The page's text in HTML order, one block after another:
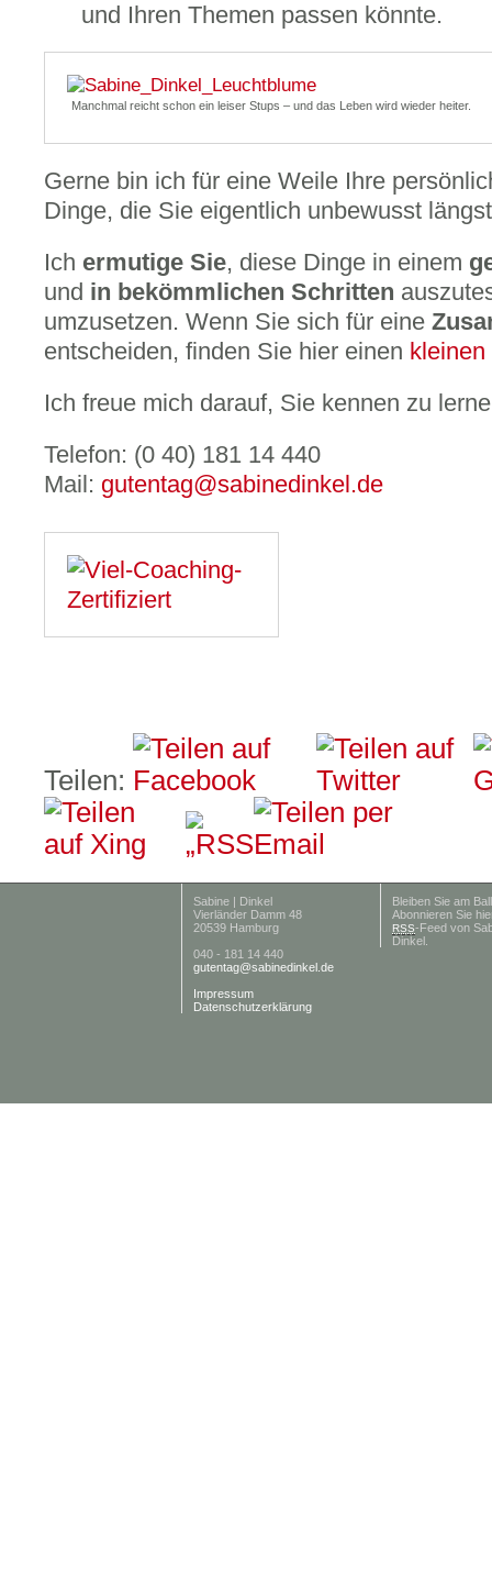
und Ihren Themen passen könnte.
Manchmal reicht schon ein leiser Stups – und das Leben wird wieder heiter.
Gerne bin ich für eine Weile Ihre
Dinge, die Sie eigentlich unbewusst
Ich ermutige Sie, diese Dinge in einem
und in bekömmlichen Schritten
umzusetzen. Wenn Sie sich für eine
entscheiden, finden Sie hier einen kleinen
Ich freue mich darauf, Sie kennen zu
Telefon: (0 40) 181 14 440
Mail: gutentag@sabinedinkel.de
Teilen:
Sabine | Dinkel
Vierländer Damm 48
20539 Hamburg
040 - 181 14 440
gutentag@sabinedinkel.de
Impressum
Datenschutzerklärung
Bleiben Sie am
Abonnieren Sie
RSS-Feed von
Dinkel.